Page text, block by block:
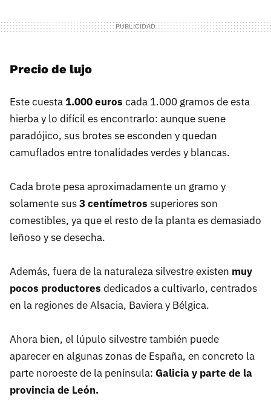
Precio de lujo
Este cuesta1.000 euros cada 1.000 gramos de esta
hierba y lo difícil es encontrarlo: aunque suene
paradójico, sus brotes se esconden y quedan
camuflados entre tonalidades verdes y blancas.
Cada brote pesa aproximadamente un gramo y
solamente sus3 centímetros superiores son
comestibles, ya que el resto de la planta es demasiado
leñoso y se desecha.
Además, fuera de la naturaleza silvestre existen muy
pocos productores dedicados a cultivarlo, centrados
en la regiones de Alsacia, Baviera y Bélgica.
Ahora bien, el lúpulo silvestre también puede
aparecer en algunas zonas de España, en concreto la
parte noroeste de la península: Galicia y parte de la
provincia de León.